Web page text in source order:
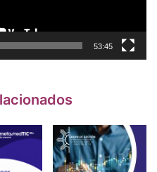
53:45